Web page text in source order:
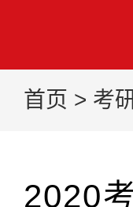
首页 > 考
2020